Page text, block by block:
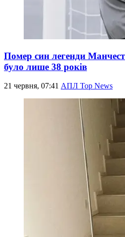
Помер син легенди
було лише 38 років
21 червня, 07:41 АПЛ Top News